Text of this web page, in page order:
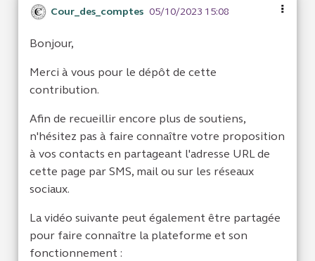
Cour_des_comptes 05/10/2023 15:08
Bonjour,
Merci à vous pour le dépôt de cette
contribution.
Afin de recueillir encore plus de soutiens,
n'hésitez pas à faire connaître votre proposition
à vos contacts en partageant l'adresse URL de
cette page par SMS, mail ou sur les réseaux
sociaux.
La vidéo suivante peut également être partagée
pour faire connaître la plateforme et son
fonctionnement :